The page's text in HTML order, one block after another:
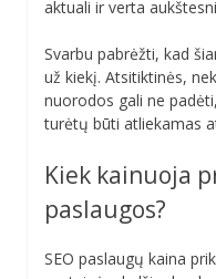
aktuali ir verta
Svarbu pabrėžti, kad
už kiekį. Atsitiktinės,
nuorodos gali ne
turėtų būti atliekamas
Kiek kainuoja
paslaugos?
SEO paslaugų kaina